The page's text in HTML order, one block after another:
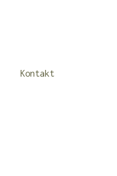
Kontakt